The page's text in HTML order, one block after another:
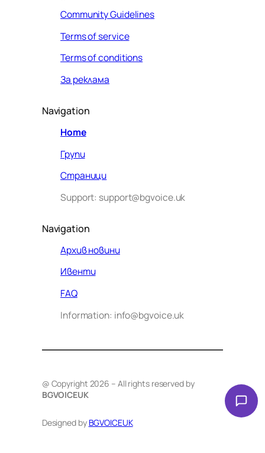
Community Guidelines
Terms of service
Terms of conditions
За реклама
Navigation
Home
Групи
Страници
Support: support@bgvoice.uk
Navigation
Архив новини
Ивенти
FAQ
Information: info@bgvoice.uk
@ Copyright 2026 – All rights reserved by
BGVOICEUK
Designed by BGVOICEUK
VOICE UK. С какво мога да